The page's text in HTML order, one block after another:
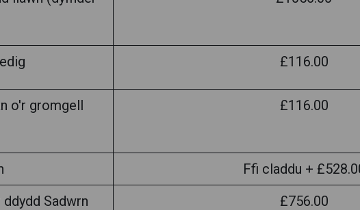
£116.00
o'r gromgell
£116.00
Ffi claddu +
Sadwrn
£756.00